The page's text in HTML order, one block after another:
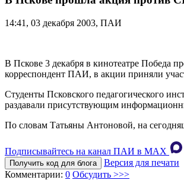
14:41, 03 декабря 2003, ПАИ
В Пскове 3 декабря в кинотеатре Победа
корреспондент ПАИ, в акции приняли
Студенты Псковского педагогического
раздавали присутствующим
По словам Татьяны Антоновой, на
Подписывайтесь на канал ПАИ в MAХ
Получить код для блога
Версия для печати
Комментарии: 0 Обсудить >>>